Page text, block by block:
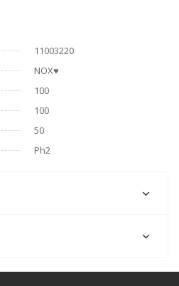
11003220
NOX♥
100
100
50
Ph2